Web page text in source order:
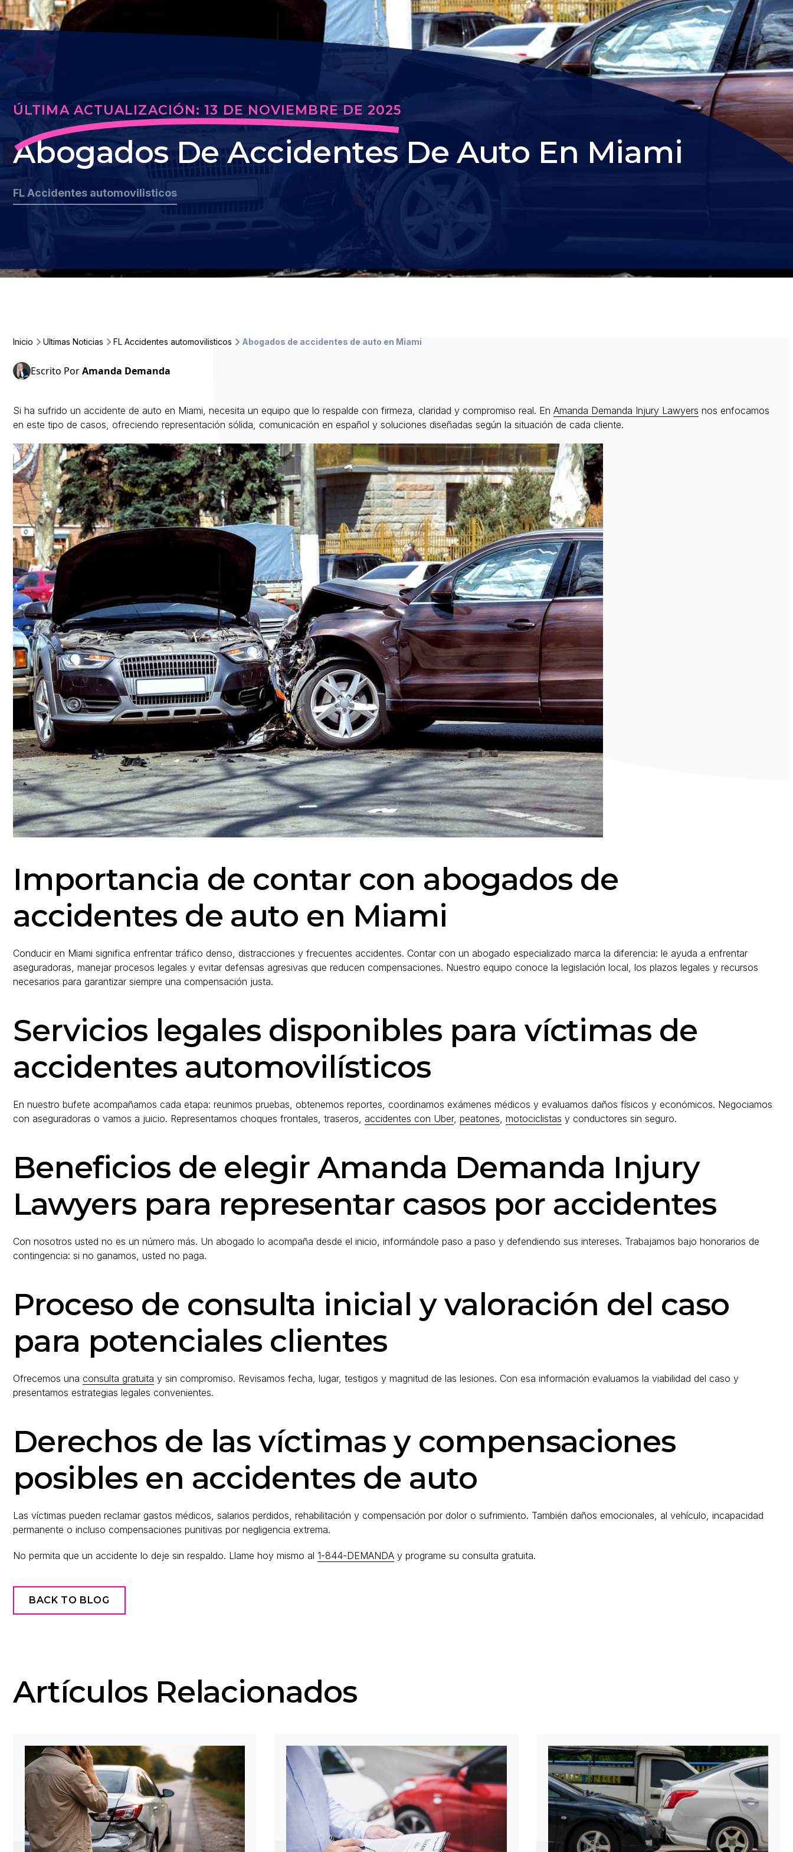
ÚLTIMA ACTUALIZACIÓN: 13 DE NOVIEMBRE DE 2025
Abogados De Accidentes De Auto En Miami
FL Accidentes automovilisticos
Inicio Ultimas Noticias FL Accidentes automovilisticos Abogados de accidentes de auto en Miami
Escrito PorAmanda Demanda
Si ha sufrido un accidente de auto en Miami, necesita un equipo que lo respalde con firmeza, claridad y compromiso real. En Amanda Demanda Injury Lawyers nos enfocamos
en este tipo de casos, ofreciendo representación sólida, comunicación en español y soluciones diseñadas según la situación de cada cliente.
Importancia de contar con abogados de
accidentes de auto en Miami
Conducir en Miami significa enfrentar tráfico denso, distracciones y frecuentes accidentes. Contar con un abogado especializado marca la diferencia: le ayuda a enfrentar
aseguradoras, manejar procesos legales y evitar defensas agresivas que reducen compensaciones. Nuestro equipo conoce la legislación local, los plazos legales y recursos
necesarios para garantizar siempre una compensación justa.
Servicios legales disponibles para víctimas de
accidentes automovilísticos
En nuestro bufete acompañamos cada etapa: reunimos pruebas, obtenemos reportes, coordinamos exámenes médicos y evaluamos daños físicos y económicos. Negociamos
con aseguradoras o vamos a juicio. Representamos choques frontales, traseros, accidentes con Uber, peatones, motociclistas y conductores sin seguro.
Beneficios de elegir Amanda Demanda Injury
Lawyers para representar casos por accidentes
Con nosotros usted no es un número más. Un abogado lo acompaña desde el inicio, informándole paso a paso y defendiendo sus intereses. Trabajamos bajo honorarios de
contingencia: si no ganamos, usted no paga.
Proceso de consulta inicial y valoración del caso
para potenciales clientes
Ofrecemos una consulta gratuita y sin compromiso. Revisamos fecha, lugar, testigos y magnitud de las lesiones. Con esa información evaluamos la viabilidad del caso y
presentamos estrategias legales convenientes.
Derechos de las víctimas y compensaciones
posibles en accidentes de auto
Las víctimas pueden reclamar gastos médicos, salarios perdidos, rehabilitación y compensación por dolor o sufrimiento. También daños emocionales, al vehículo, incapacidad
permanente o incluso compensaciones punitivas por negligencia extrema.
No permita que un accidente lo deje sin respaldo. Llame hoy mismo al 1-844-DEMANDA y programe su consulta gratuita.
BACK TO BLOG
Artículos Relacionados